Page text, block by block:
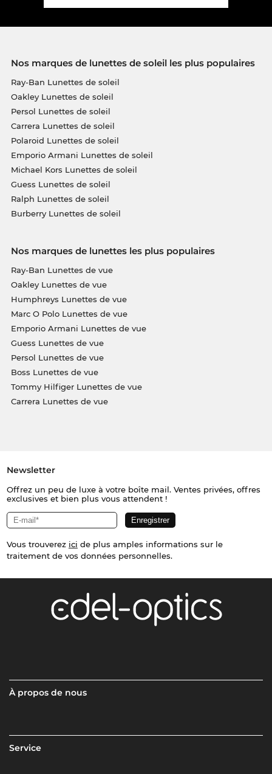
Nos marques de lunettes de soleil les plus populaires
Ray-Ban Lunettes de soleil
Oakley Lunettes de soleil
Persol Lunettes de soleil
Carrera Lunettes de soleil
Polaroid Lunettes de soleil
Emporio Armani Lunettes de soleil
Michael Kors Lunettes de soleil
Guess Lunettes de soleil
Ralph Lunettes de soleil
Burberry Lunettes de soleil
Nos marques de lunettes les plus populaires
Ray-Ban Lunettes de vue
Oakley Lunettes de vue
Humphreys Lunettes de vue
Marc O Polo Lunettes de vue
Emporio Armani Lunettes de vue
Guess Lunettes de vue
Persol Lunettes de vue
Boss Lunettes de vue
Tommy Hilfiger Lunettes de vue
Carrera Lunettes de vue
Newsletter
Offrez un peu de luxe à votre boîte mail. Ventes privées, offres
exclusives et bien plus vous attendent !
Vous trouverez ici de plus amples informations sur le
traitement de vos données personnelles.
À propos de nous
Service